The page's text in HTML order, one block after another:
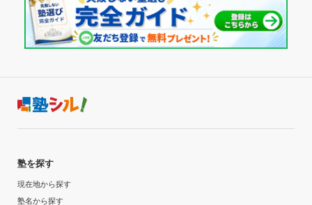
目的の達成理由
分かりやすく、楽しく授業をしてくれていて、テストの
受講コース
---
塾を探す
現在地から探す
塾名から探す